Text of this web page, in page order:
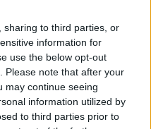
sharing to third parties, or
information for
use the below opt-out
Please note that after your
may continue seeing
information utilized by
to third parties prior to
akik prediabéteszben
is ehetnek, ha
és a
jelentősen. A banán a